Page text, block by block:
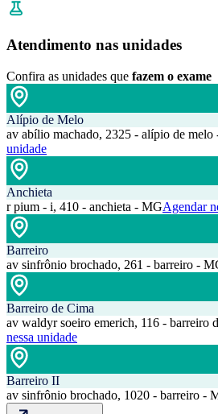
Atendimento nas unidades
Confira as unidades que fazem o exame
Alípio de Melo
av abílio machado, 2325 - alípio de melo
unidade
Anchieta
r pium - i, 410 - anchieta - MGAgendar
Barreiro
av sinfrônio brochado, 261 - barreiro -
Barreiro de Cima
av waldyr soeiro emerich, 116 - barreiro
nessa unidade
Barreiro II
av sinfrônio brochado, 1020 - barreiro -